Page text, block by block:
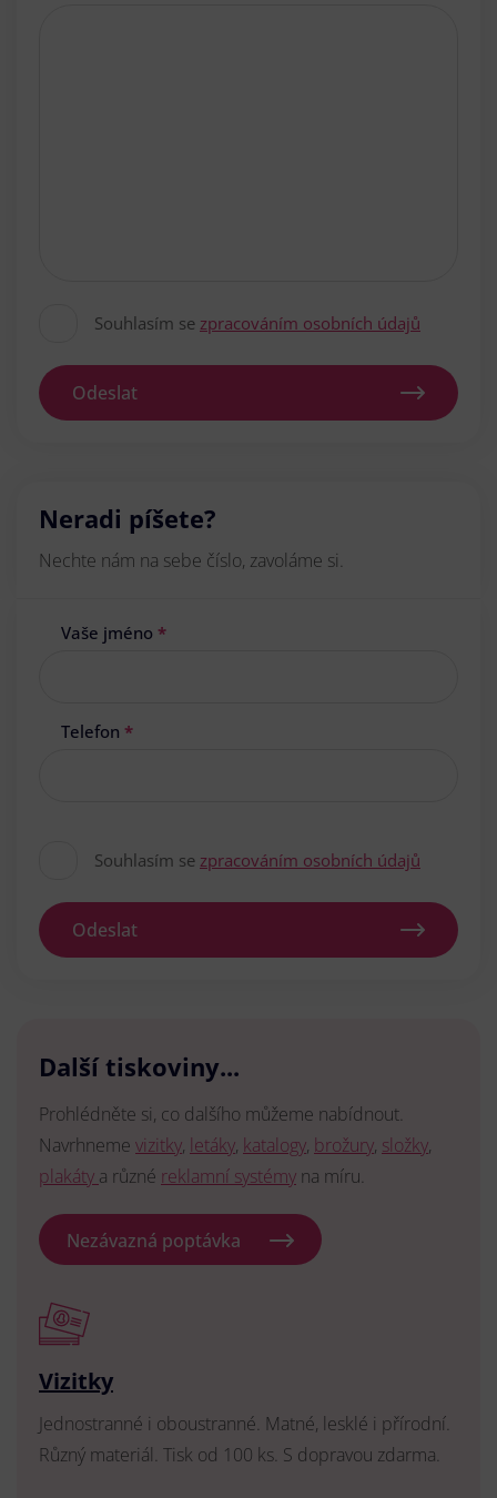
Souhlasím se zpracováním osobních údajů
Odeslat
Neradi píšete?
Nechte nám na sebe číslo, zavoláme si.
Vaše jméno *
Telefon *
Souhlasím se zpracováním osobních údajů
Odeslat
Další tiskoviny...
Prohlédněte si, co dalšího můžeme nabídnout.
Navrhneme vizitky, letáky, katalogy, brožury, složky,
plakáty a různé reklamní systémy na míru.
Nezávazná poptávka
Vizitky
Jednostranné i oboustranné. Matné, lesklé i přírodní.
Různý materiál. Tisk od 100 ks. S dopravou zdarma.